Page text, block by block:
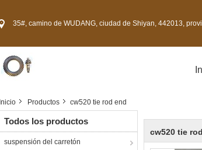
35#, camino de WUDANG, ciudad de Shiyan, 442013,
Inicio Productos cw520 tie rod end
Todos los productos
suspensión del carretón
cw520 tie